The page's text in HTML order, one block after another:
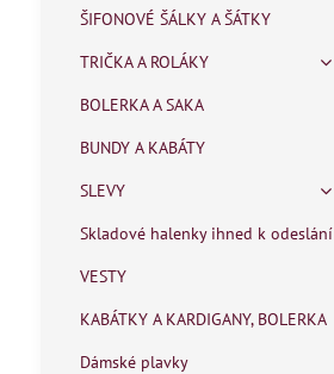
ŠIFONOVÉ ŠÁLKY A ŠÁTKY
TRIČKA A ROLÁKY
BOLERKA A SAKA
BUNDY A KABÁTY
SLEVY
Skladové halenky ihned k odeslání
VESTY
KABÁTKY A KARDIGANY, BOLERKA
Dámské plavky